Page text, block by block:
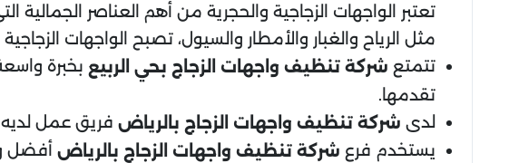
تعتبر الواجهات الزجاجية والحجرية من أهم العناصر
مثل الرياح والغبار والأمطار والسيول، تصبح الواجهات
تتمتع شركة تنظيف واجهات الزجاج بحي الربيع بخبرة
تقدمها.
لدى شركة تنظيف واجهات الزجاج بالرياض فريق عمل لديه
يستخدم فرع شركة تنظيف واجهات الزجاج بالرياض أفضل